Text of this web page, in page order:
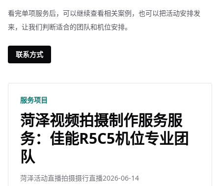
看完单项服务后，可以继续查看相关案例，也可以把活动安排发
来，让我们判断适合的团队和机位安排。
联系方式
服务项目
菏泽视频拍摄制作服务服
务：佳能R5C5机位专业团
队
菏泽活动直播拍摄摄行直播2026-06-14